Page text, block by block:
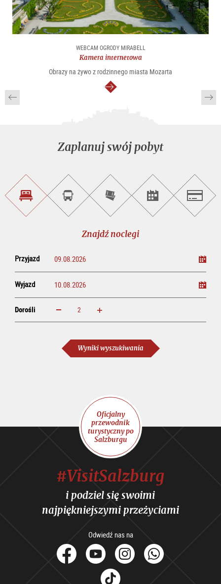
WEBCAM OGRODY MIRABELL
Kamera internetowa
Obrazy na żywo z rodzinnego miasta Mozarta
dalej
Zaplanuj swój pobyt
Znajdź
noclegi
Rezerwacja
wycieczek
Kup
bilety
on-
Szukaj
imprez
Znajdź noclegi
Przyjazd
Wyjazd
Dorośli powiększ zmniejsz
Wyniki wyszukiwania
Oficjalny
przewodnik
turystyczny po
Salzburgu
#VisitSalzburg
i podziel się swoimi
najpiękniejszymi przeżyciami
Odwiedź nas na
facebook
YoutubeInstagram